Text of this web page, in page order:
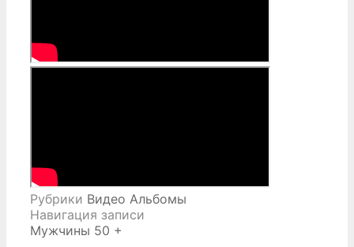
Рубрики Видео Альбомы
Навигация записи
Мужчины 50 +